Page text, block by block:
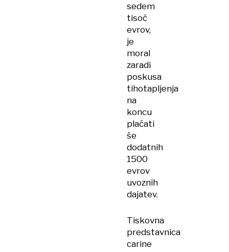
sedem
tisoč
evrov,
je
moral
zaradi
poskusa
tihotapljenja
na
koncu
plačati
še
dodatnih
1500
evrov
uvoznih
dajatev.
Tiskovna
predstavnica
carine